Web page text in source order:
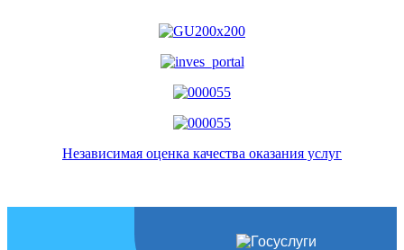
Независимая оценка качества оказания услуг